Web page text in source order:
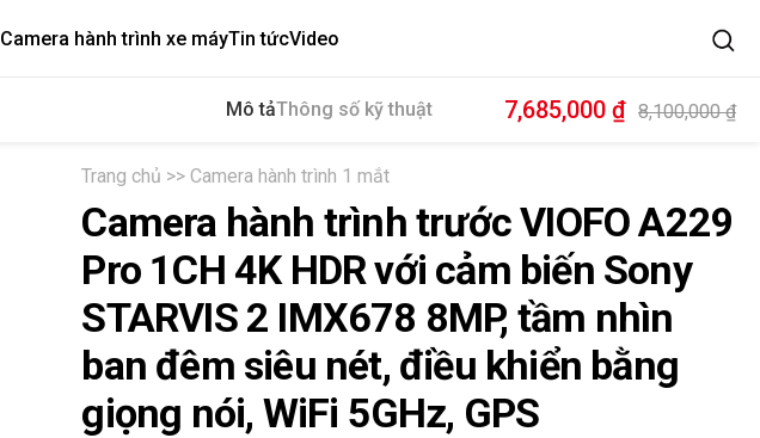
Camera hành trình xe máyTin tứcVideo
Sale
7,685,000 ₫ Regular
8,100,000 ₫
Mô tảThông số kỹ thuật
Trang chủ Camera hành trình 1 mắt
Camera hành trình trước VIOFO A229
Pro 1CH 4K HDR với cảm biến Sony
STARVIS 2 IMX678 8MP, tầm nhìn
ban đêm siêu nét, điều khiển bằng
giọng nói, WiFi 5GHz, GPS